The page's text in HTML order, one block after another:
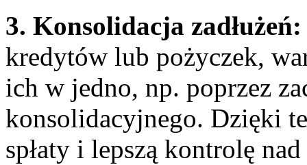
3. Konsolidacja zadłużeń:
kredytów lub pożyczek,
ich w jedno, np. poprzez
konsolidacyjnego. Dzięki
spłaty i lepszą kontrolę